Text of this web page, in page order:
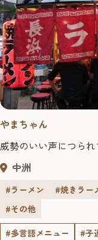
やまちゃん
威勢のいい声につら
中洲
#ラーメン #焼きラー
#その他
#多言語メニュー
#子